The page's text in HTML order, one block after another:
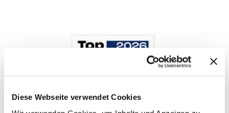
Diese Webseite verwendet Cookies